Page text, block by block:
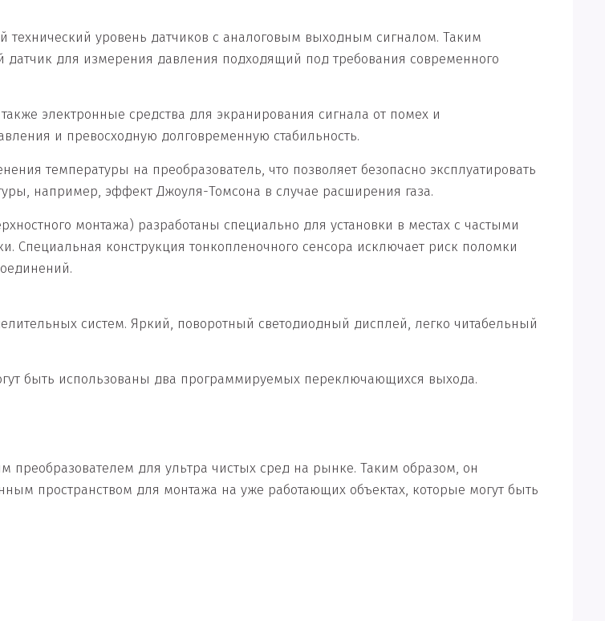
технический уровень датчиков с аналоговым выходным сигналом. Таким
для измерения давления подходящий под требования современного
электронные средства для экранирования сигнала от помех и
и превосходную долговременную стабильность.
температуры на преобразователь, что позволяет безопасно эксплуатировать
например, эффект Джоуля-Томсона в случае расширения газа.
монтажа) разработаны специально для установки в местах с частыми
конструкция тонкопленочного сенсора исключает риск поломки
систем. Яркий, поворотный светодиодный дисплей, легко читабельный
быть использованы два программируемых переключающихся выхода.
преобразователем для ультра чистых сред на рынке. Таким образом, он
пространством для монтажа на уже работающих объектах, которые могут быть